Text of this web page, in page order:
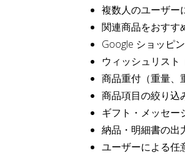
複数人のユーザー
関連商品をおすす
Google ショッピ
ウィッシュリスト
商品重付（重量、
商品項目の絞り込
ギフト・メッセー
納品・明細書の出
ユーザーによる任